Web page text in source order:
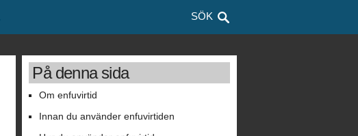
SÖK
På denna sida
Om enfuvirtid
Innan du använder enfuvirtiden